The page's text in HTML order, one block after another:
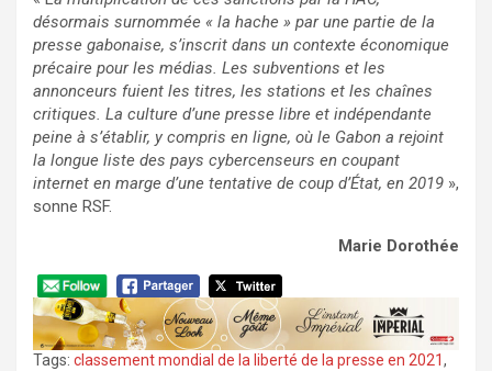
désormais surnommée « la hache » par une partie de la
presse gabonaise, s’inscrit dans un contexte économique
précaire pour les médias. Les subventions et les
annonceurs fuient les titres, les stations et les chaînes
critiques. La culture d’une presse libre et indépendante
peine à s’établir, y compris en ligne, où le Gabon a rejoint
la longue liste des pays cybercenseurs en coupant
internet en marge d’une tentative de coup d’État, en 2019 »,
sonne RSF.
Marie Dorothée
Tags: classement mondial de la liberté de la presse en 2021,